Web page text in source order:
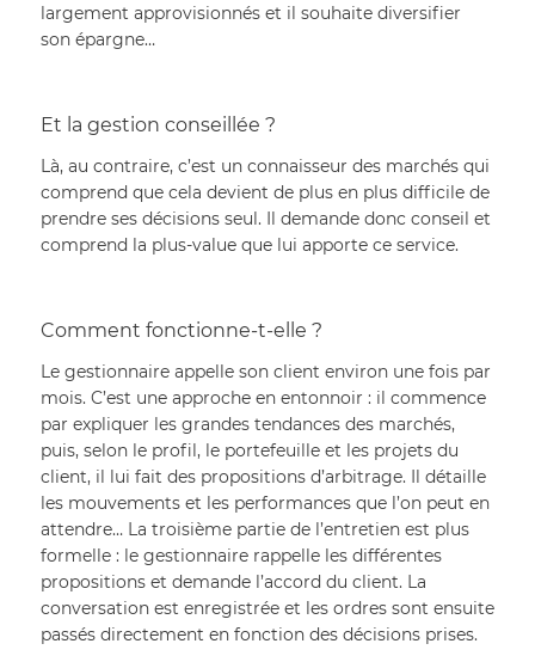
largement approvisionnés et il souhaite diversifier
son épargne…
Et la gestion conseillée ?
Là, au contraire, c’est un connaisseur des marchés qui
comprend que cela devient de plus en plus difficile de
prendre ses décisions seul. Il demande donc conseil et
comprend la plus-value que lui apporte ce service.
Comment fonctionne-t-elle ?
Le gestionnaire appelle son client environ une fois par
mois. C’est une approche en entonnoir : il commence
par expliquer les grandes tendances des marchés,
puis, selon le profil, le portefeuille et les projets du
client, il lui fait des propositions d’arbitrage. Il détaille
les mouvements et les performances que l’on peut en
attendre… La troisième partie de l’entretien est plus
formelle : le gestionnaire rappelle les différentes
propositions et demande l’accord du client. La
conversation est enregistrée et les ordres sont ensuite
passés directement en fonction des décisions prises.